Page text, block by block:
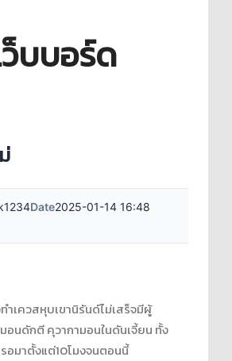
ว็บบอร์ด
Date2025-01-14 16:48
ำเควสหุบเขานิรันด์ไม่เสร็จมีผู้
มอนดักตี คุวากามอนในดันเจี้ยน ทั้ง
อมาตั้งแต่10โมงจนตอนนี้